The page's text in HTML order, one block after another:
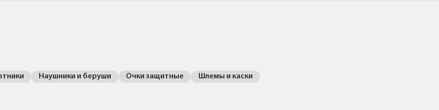
Наушники и беруши Очки защитные Шлемы и каски